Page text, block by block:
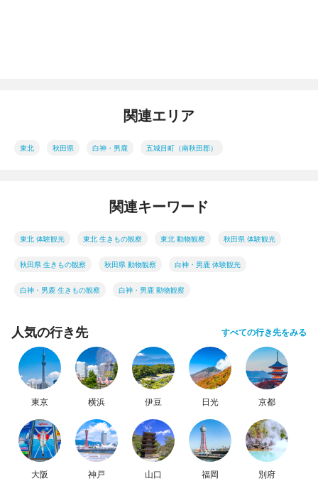
関連エリア
東北 秋田県 白神・男鹿 五城目町（南秋田郡）
関連キーワード
東北 体験観光 東北 生きもの観察 東北 動物観察 秋田県 体験観光
秋田県 生きもの観察 秋田県 動物観察 白神・男鹿 体験観光
白神・男鹿 生きもの観察 白神・男鹿 動物観察
人気の行き先 すべての行き先をみる
東京 横浜 伊豆 日光 京都
大阪 神戸 山口 福岡 別府